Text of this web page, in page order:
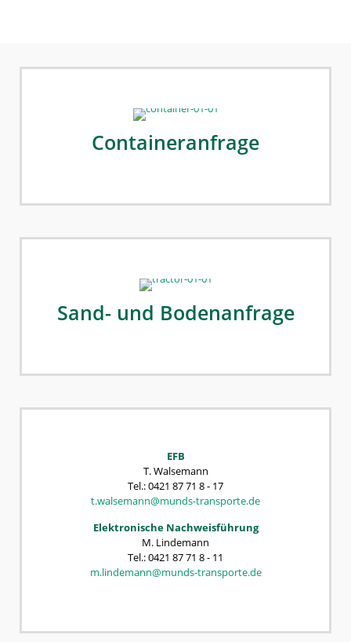
Containeranfrage
Sand- und Bodenanfrage
EFB
T. Walsemann
Tel.: 0421 87 71 8 - 17
t.walsemann@munds-transporte.de
Elektronische Nachweisführung
M. Lindemann
Tel.: 0421 87 71 8 - 11
m.lindemann@munds-transporte.de